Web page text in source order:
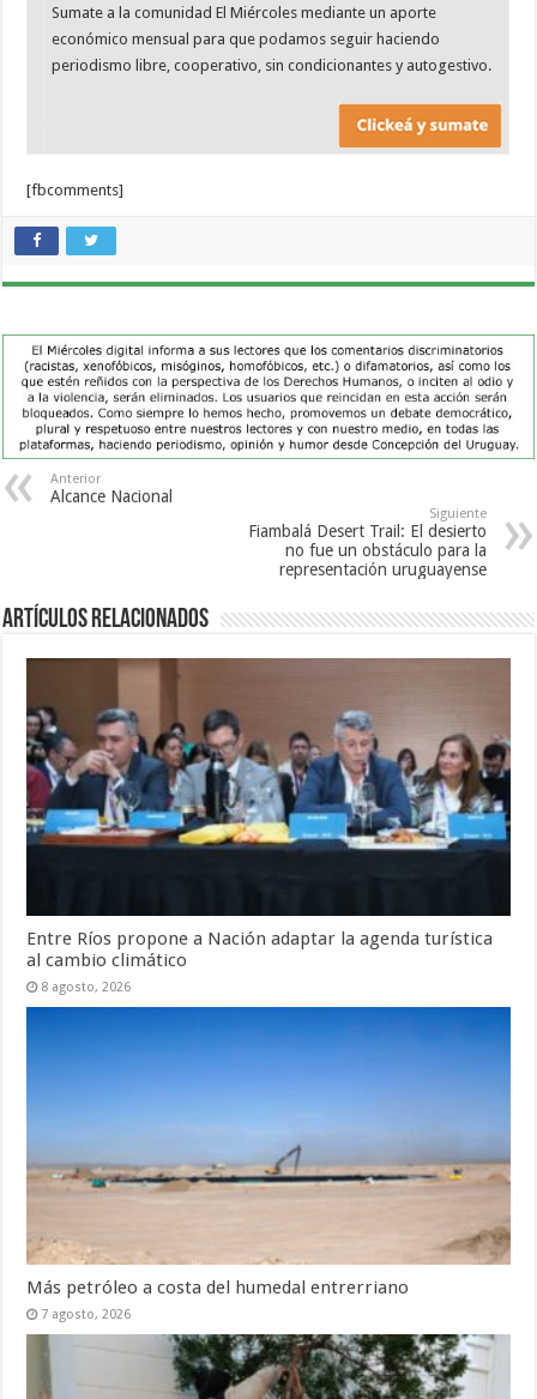
Sumate a la comunidad El Miércoles mediante un aporte
económico mensual para que podamos seguir haciendo
periodismo libre, cooperativo, sin condicionantes y autogestivo.
[fbcomments]
Anterior
Alcance Nacional
Siguiente
Fiambalá Desert Trail: El desierto
no fue un obstáculo para la
representación uruguayense
Artículos Relacionados
Entre Ríos propone a Nación adaptar la agenda turística
al cambio climático
8 agosto, 2026
Más petróleo a costa del humedal entrerriano
7 agosto, 2026